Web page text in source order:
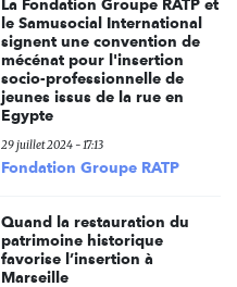
La Fondation Groupe RATP et
le Samusocial International
signent une convention de
mécénat pour l'insertion
socio-professionnelle de
jeunes issus de la rue en
Egypte
29 juillet 2024 - 17:13
Fondation Groupe RATP
Quand la restauration du
patrimoine historique
favorise l’insertion à
Marseille